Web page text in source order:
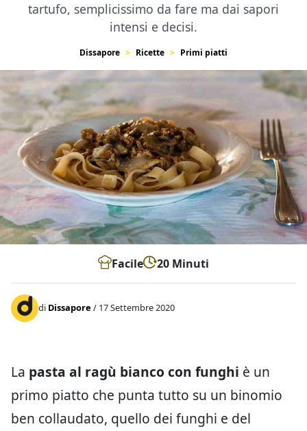
tartufo, semplicissimo da fare ma dai sapori
intensi e decisi.
Dissapore Ricette Primi piatti
Facile 20 Minuti
di Dissapore / 17 Settembre 2020
La pasta al ragù bianco con funghi è un
primo piatto che punta tutto su un binomio
ben collaudato, quello dei funghi e del